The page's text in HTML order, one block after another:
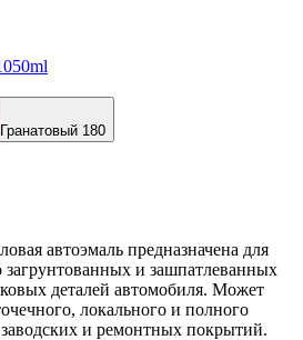
Гранатовый 180
автоэмаль предназначена для
загрунтованных и зашпатлеванных
деталей автомобиля. Может
локального и полного
и ремонтных покрытий.